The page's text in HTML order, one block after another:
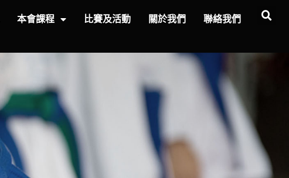
本會課程 比賽及活動 關於我們 聯絡我們